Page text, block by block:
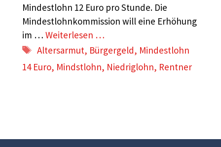
Mindestlohn 12 Euro pro Stunde. Die
Mindestlohnkommission will eine Erhöhung
im … Weiterlesen …
Schlagwörter
Altersarmut, Bürgergeld, Mindestlohn
14 Euro, Mindstlohn, Niedriglohn, Rentner